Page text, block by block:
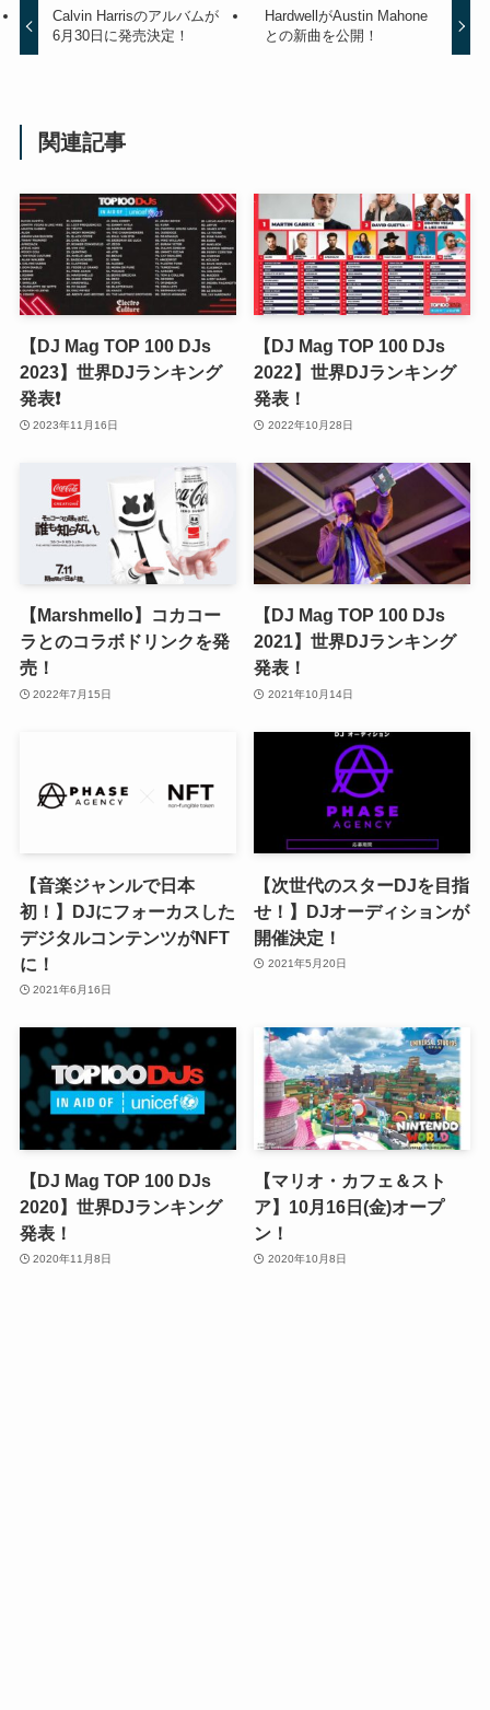
Calvin Harrisのアルバムが
6月30日に発売決定！
HardwellがAustin Mahone
との新曲を公開！
関連記事
【DJ Mag TOP 100 DJs
2023】世界DJランキング
発表❗️
2023年11月16日
【DJ Mag TOP 100 DJs
2022】世界DJランキング
発表！
2022年10月28日
【Marshmello】コカコー
ラとのコラボドリンクを発
売！
2022年7月15日
【DJ Mag TOP 100 DJs
2021】世界DJランキング
発表！
2021年10月14日
【音楽ジャンルで日本
初！】DJにフォーカスした
デジタルコンテンツがNFT
に！
2021年6月16日
【次世代のスターDJを目指
せ！】DJオーディションが
開催決定！
2021年5月20日
【DJ Mag TOP 100 DJs
2020】世界DJランキング
発表！
2020年11月8日
【マリオ・カフェ＆スト
ア】10月16日(金)オープ
ン！
2020年10月8日